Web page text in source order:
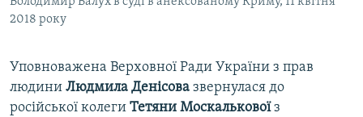
ІНФОГРАФІКА
ДОЛУЧАЙСЯ!
Усі сайти RFE/RL
2018 року
Уповноважена Верховної Ради України з прав
людини Людмила Денісова звернулася до
російської колеги Тетяни Москальковоїз